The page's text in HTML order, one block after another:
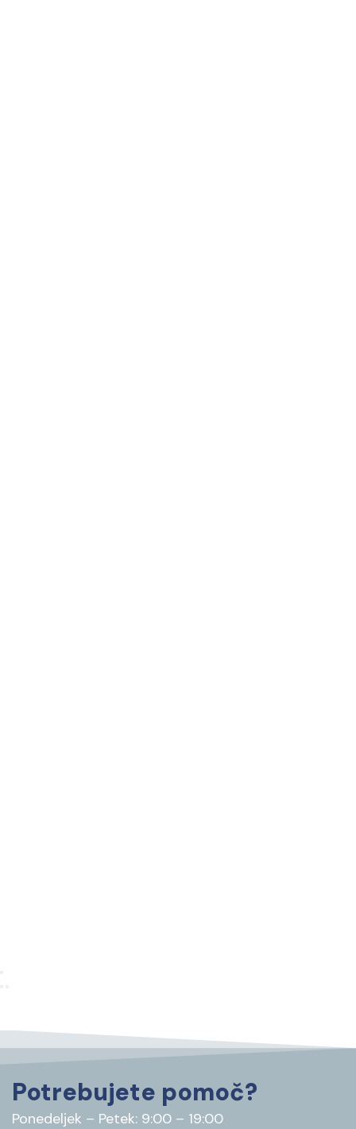
Potrebujete pomoč?
Ponedeljek – Petek: 9:00 – 19:00